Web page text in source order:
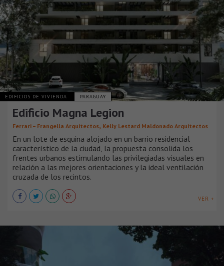
EDIFICIOS DE VIVIENDA PARAGUAY
Edificio Magna Legion
Ferrari – Frangella Arquitectos, Kelly Lestard Maldonado Arquitectos
En un lote de esquina alojado en un barrio residencial
característico de la ciudad, la propuesta consolida los
frentes urbanos estimulando las privilegiadas visuales en
relación a las mejores orientaciones y la ideal ventilación
cruzada de los recintos.
VER +